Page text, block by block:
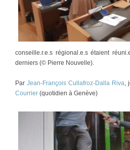
conseille.r.e.s régional.e.s étaient
derniers (© Pierre Nouvelle).
Par Jean-François Cullafroz-Dalla Riva
Courrier (quotidien à Genève)